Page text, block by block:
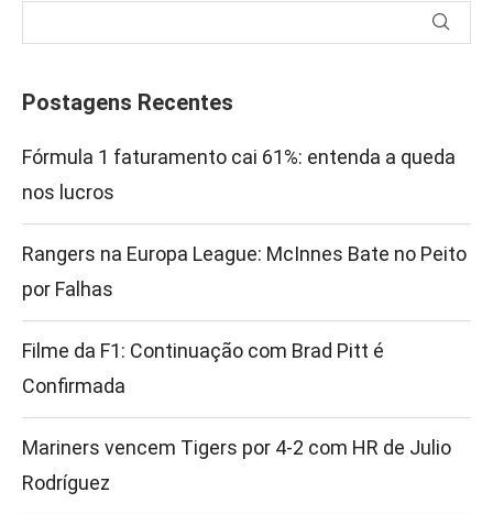
Postagens Recentes
Fórmula 1 faturamento cai 61%: entenda a queda
nos lucros
Rangers na Europa League: McInnes Bate no Peito
por Falhas
Filme da F1: Continuação com Brad Pitt é
Confirmada
Mariners vencem Tigers por 4-2 com HR de Julio
Rodríguez